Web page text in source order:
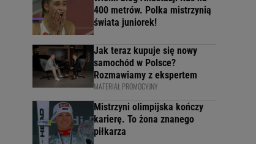
400 metrów. Polka mistrzynią
świata juniorek!
Jak teraz kupuje się nowy
samochód w Polsce?
Rozmawiamy z ekspertem
MATERIAŁ PROMOCYJNY
Mistrzyni olimpijska kończy
karierę. To żona znanego
piłkarza